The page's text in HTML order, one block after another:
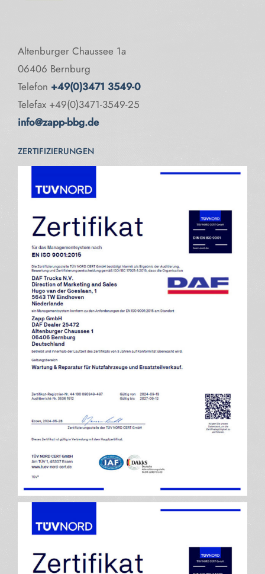
Altenburger Chaussee 1a
06406 Bernburg
Telefon +49(0)3471 3549-0
Telefax +49(0)3471-3549-25
info@zapp-bbg.de
ZERTIFIZIERUNGEN